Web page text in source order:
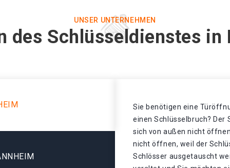
UNSER UNTERNEHMEN
des Schlüsseldienstes in
Sie benötigen eine
einen Schlüsselbruch? Der
sich von außen nicht
nicht öffnen, weil der
Schlösser ausgetauscht